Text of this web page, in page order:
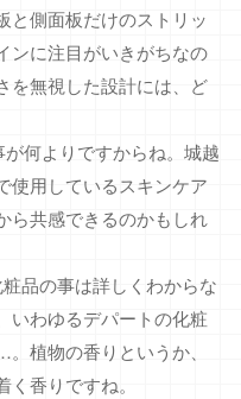
と側面板だけのストリッ
ンに注目がいきがちなの
を無視した設計には、ど
何よりですからね。城越
使用しているスキンケア
ら共感できるのかもしれ
品の事は詳しくわからな
いわゆるデパートの化粧
植物の香りというか、
香りですね。